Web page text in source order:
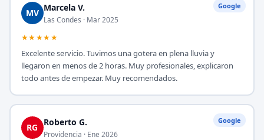
Google
MV Marcela V.
Las Condes · Mar 2025
★★★★★
Excelente servicio. Tuvimos una gotera en plena lluvia y
llegaron en menos de 2 horas. Muy profesionales, explicaron
todo antes de empezar. Muy recomendados.
Google
RG Roberto G.
Providencia · Ene 2026